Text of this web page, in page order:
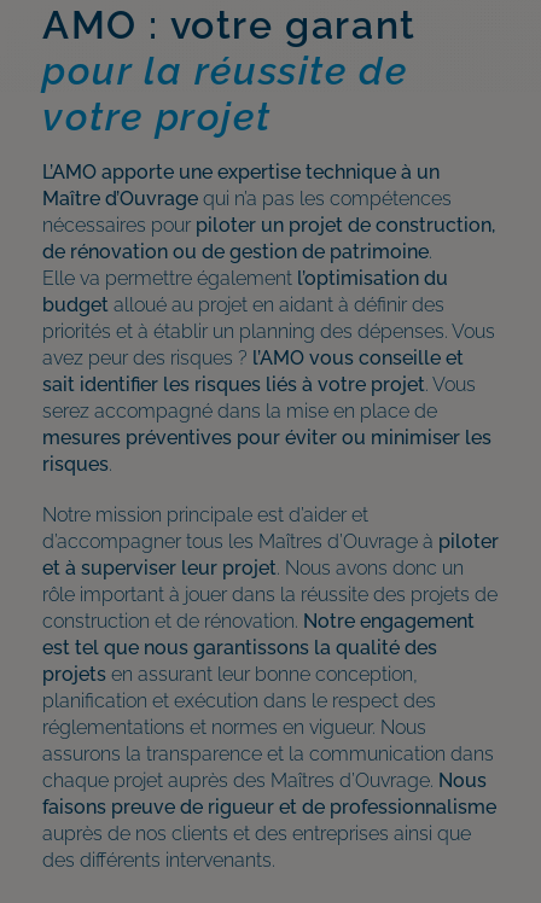
AMO : votre garant
pour la réussite de
votre projet
L’AMO apporte une expertise technique à un
Maître d’Ouvrage qui n’a pas les compétences
nécessaires pour piloter un projet de construction,
de rénovation ou de gestion de patrimoine.
Elle va permettre également l’optimisation du
budget alloué au projet en aidant à définir des
priorités et à établir un planning des dépenses. Vous
avez peur des risques ? l’AMO vous conseille et
sait identifier les risques liés à votre projet. Vous
serez accompagné dans la mise en place de
mesures préventives pour éviter ou minimiser les
risques.
Notre mission principale est d’aider et
d’accompagner tous les Maîtres d’Ouvrage à piloter
et à superviser leur projet. Nous avons donc un
rôle important à jouer dans la réussite des projets de
construction et de rénovation. Notre engagement
est tel que nous garantissons la qualité des
projets en assurant leur bonne conception,
planification et exécution dans le respect des
réglementations et normes en vigueur. Nous
assurons la transparence et la communication dans
chaque projet auprès des Maîtres d’Ouvrage. Nous
faisons preuve de rigueur et de professionnalisme
auprès de nos clients et des entreprises ainsi que
des différents intervenants.